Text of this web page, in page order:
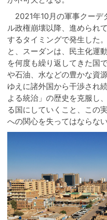
2021年10月の軍事クーデ
ル政権崩壊以降、進められ
するタイミングで発生した
と、スーダンは、民主化運
を何度も繰り返してきた国
や石油、水などの豊かな資
ゆえに諸外国から干渉され
よる統治」の歴史を克服し
る国にしていくこと、この
への関心を失ってはならない